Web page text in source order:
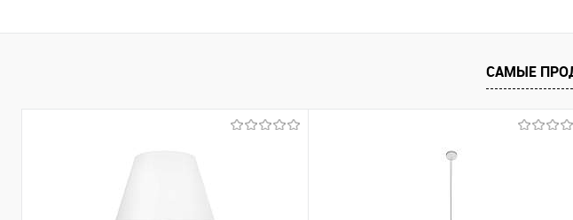
Уточняйте
менеджера
САМЫЕ